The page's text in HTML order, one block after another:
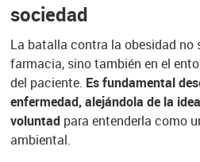
sociedad
La batalla contra la obesidad no
farmacia, sino también en el
del paciente. Es fundamental
enfermedad, alejándola de la
voluntad para entenderla como
ambiental.